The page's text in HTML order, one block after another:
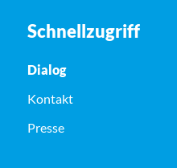
Schnellzugriff
Dialog
Kontakt
Presse